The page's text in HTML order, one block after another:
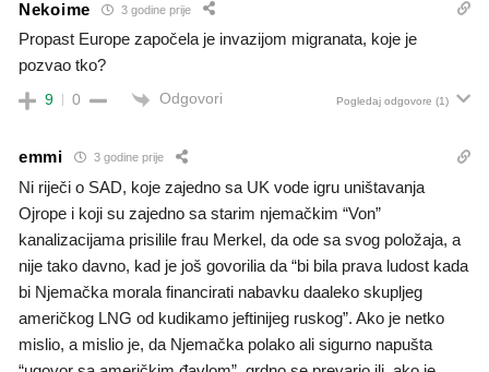
Nekoime 3 godine prije
Propast Europe započela je invazijom migranata, koje je
pozvao tko?
9 0 Odgovori Pogledaj odgovore (1)
emmi 3 godine prije
Ni riječi o SAD, koje zajedno sa UK vode igru uništavanja
Ojrope i koji su zajedno sa starim njemačkim “Von”
kanalizacijama prisilile frau Merkel, da ode sa svog položaja, a
nije tako davno, kad je još govorilia da “bi bila prava ludost kada
bi Njemačka morala financirati nabavku daaleko skupljeg
američkog LNG od kudikamo jeftinijeg ruskog”. Ako je netko
mislio, a mislio je, da Njemačka polako ali sigurno napušta